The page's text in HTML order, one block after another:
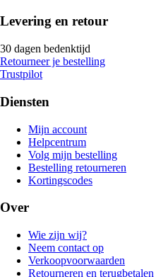
Levering en retour
30 dagen bedenktijd
Retourneer je bestelling
Trustpilot
Diensten
Mijn account
Helpcentrum
Volg mijn bestelling
Bestelling retourneren
Kortingscodes
Over
Wie zijn wij?
Neem contact op
Verkoopvoorwaarden
Retourneren en terugbetalen